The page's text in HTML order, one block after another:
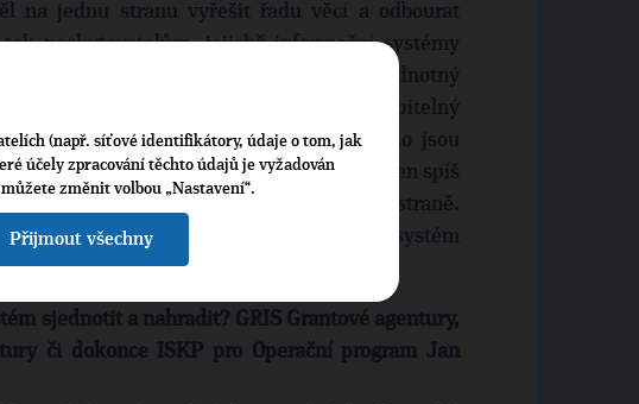
na jednu stranu vyřešit řadu věcí a odbourat
poskytovatelům, jejichž informační systémy
či nahradit. Přirozeně by tedy tento jednotný
systémů. Zároveň existuje pochopitelný
některých, že by museli měnit to, na co jsou
ten odpor je principiální či zda je způsoben spíš
připravit. Takové obavy jsou i na naší straně.
předstihu vysoutěžit, aby byl systém
přechodným obdobím.
sjednotit a nahradit? GRIS Grantové agentury,
či dokonce ISKP pro Operační program Jan
(např. síťové identifikátory, údaje o tom, jak
účely zpracování těchto údajů je vyžadován
změnit volbou „Nastavení“.
Přijmout všechny